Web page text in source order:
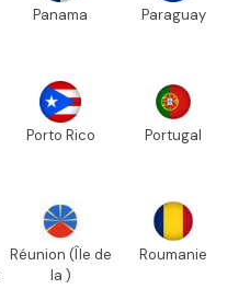
Panama Paraguay
Porto Rico Portugal
Réunion (Île de
la )
Roumanie